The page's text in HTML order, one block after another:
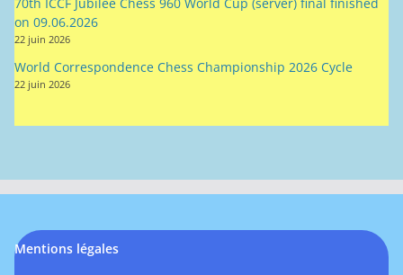
on 09.06.2026
22 juin 2026
World Correspondence Chess Championship 2026 Cycle
22 juin 2026
Mentions légales